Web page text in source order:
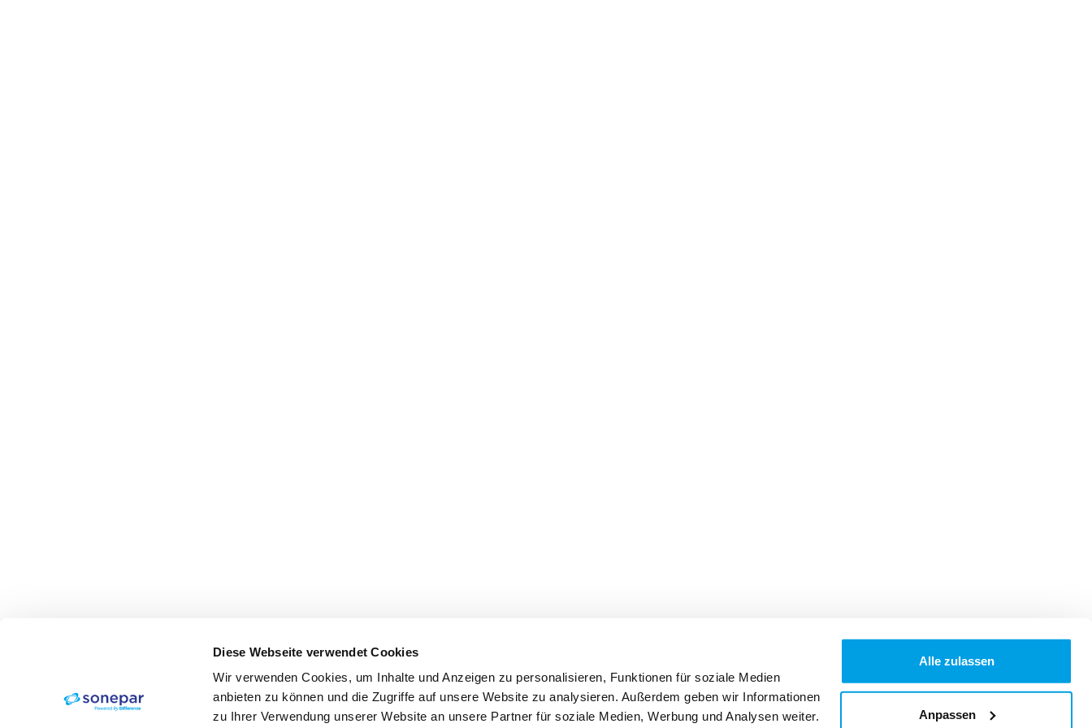
Diese Webseite verwendet Cookies
Wir verwenden Cookies, um Inhalte und Anzeigen zu personalisieren, Funktionen für soziale Medien
anbieten zu können und die Zugriffe auf unsere Website zu analysieren. Außerdem geben wir Informationen
zu Ihrer Verwendung unserer Website an unsere Partner für soziale Medien, Werbung und Analysen weiter.
Alle zulassen
Anpassen